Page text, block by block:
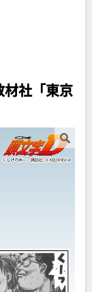
材社「東京